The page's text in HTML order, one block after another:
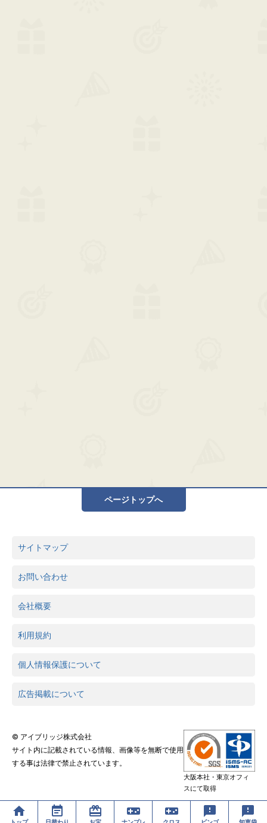
ページトップへ
サイトマップ
お問い合わせ
会社概要
利用規約
個人情報保護について
広告掲載について
© アイブリッジ株式会社
サイト内に記載されている情報、画像等を無断で使用
する事は法律で禁止されています。
大阪本社・東京オフィ
スにて取得